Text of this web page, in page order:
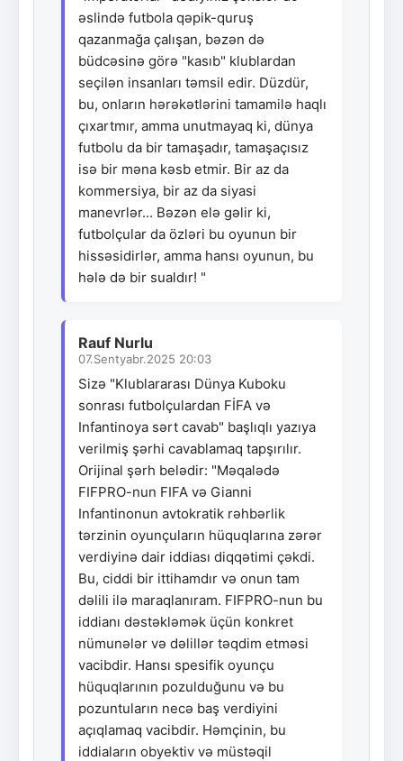
əslində futbola qəpik-quruş
qazanmağa çalışan, bəzən də
büdcəsinə görə "kasıb" klublardan
seçilən insanları təmsil edir. Düzdür,
bu, onların hərəkətlərini tamamilə haqlı
çıxartmır, amma unutmayaq ki, dünya
futbolu da bir tamaşadır, tamaşaçısız
isə bir məna kəsb etmir. Bir az da
kommersiya, bir az da siyasi
manevrlər... Bəzən elə gəlir ki,
futbolçular da özləri bu oyunun bir
hissəsidirlər, amma hansı oyunun, bu
hələ də bir sualdır! "
Rauf Nurlu
07.Sentyabr.2025 20:03
Sizə "Klublararası Dünya Kuboku
sonrası futbolçulardan FİFA və
Infantinoya sərt cavab" başlıqlı yazıya
verilmiş şərhi cavablamaq tapşırılır.
Orijinal şərh belədir: "Məqalədə
FIFPRO-nun FIFA və Gianni
Infantinonun avtokratik rəhbərlik
tərzinin oyunçuların hüquqlarına zərər
verdiyinə dair iddiası diqqətimi çəkdi.
Bu, ciddi bir ittihamdır və onun tam
dəlili ilə maraqlanıram. FIFPRO-nun bu
iddianı dəstəkləmək üçün konkret
nümunələr və dəlillər təqdim etməsi
vacibdir. Hansı spesifik oyunçu
hüquqlarının pozulduğunu və bu
pozuntuların necə baş verdiyini
açıqlamaq vacibdir. Həmçinin, bu
iddiaların obyektiv və müstəqil